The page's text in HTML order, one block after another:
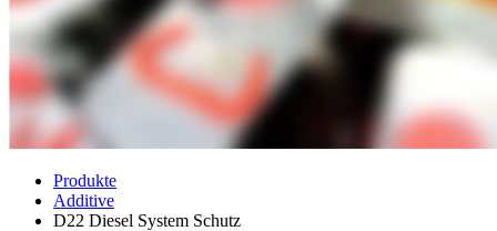
Produkte
Additive
D22 Diesel System Schutz